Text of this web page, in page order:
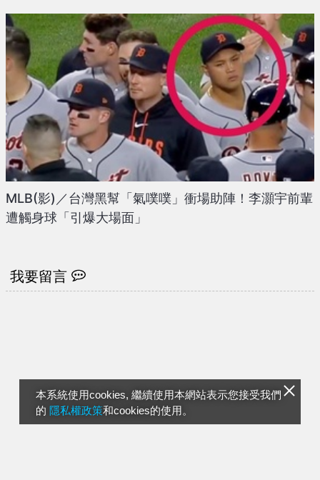
本系統使用cookies, 繼續使用本網站表示您接受我們
的 隱私權政策和cookies的使用。
MLB(影)／台灣黑幫「氣噗噗」衝場助陣！李灝宇前輩
遭觸身球「引爆大場面」
我要留言